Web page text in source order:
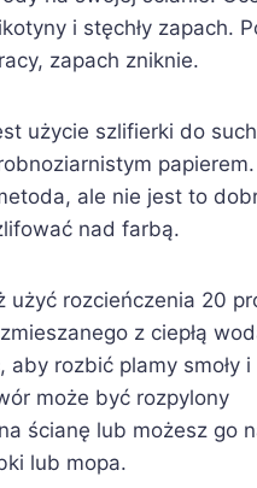
i stęchły zapach.
zapach zniknie.
użycie szlifierki do
ale nie jest to
nad farbą.
użyć rozcieńczenia 20
z ciepłą
aby rozbić plamy smoły i
może być rozpylony
ścianę lub możesz go
lub mopa.